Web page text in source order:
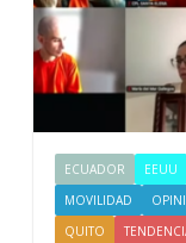
ECUADOR EEUU
MOVILIDAD
QUITO